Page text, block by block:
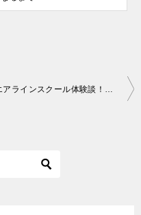
エアラインスクール体験談！大学3年からグランドスタッフになるまで